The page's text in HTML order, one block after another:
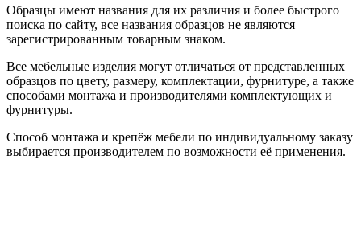
Образцы имеют названия для их различия и более быстрого
поиска по сайту, все названия образцов не являются
зарегистрированным товарным знаком.
Все мебельные изделия могут отличаться от представленных
образцов по цвету, размеру, комплектации, фурнитуре, а также
способами монтажа и производителями комплектующих и
фурнитуры.
Способ монтажа и крепёж мебели по индивидуальному заказу
выбирается производителем по возможности её применения.